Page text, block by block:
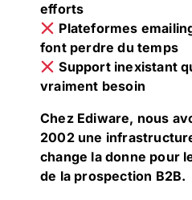
efforts
Plateformes
font perdre du temps
Support inexistant
vraiment besoin
Chez Ediware, nous
2002 une
change la donne pour
de la prospection B2B.